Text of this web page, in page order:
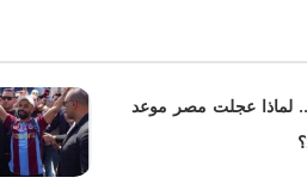
183 يوماً.. لماذا عجلت مصر موعد